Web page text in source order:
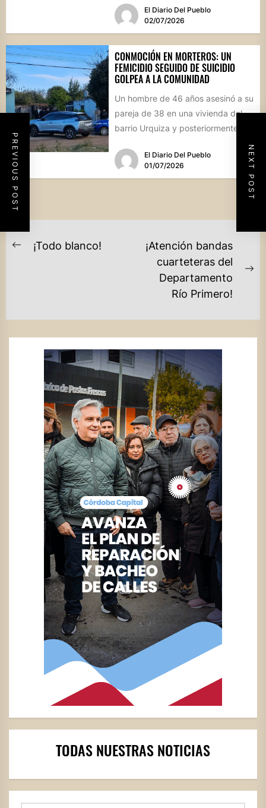
PREVIOUS POST NEXT POST
El Diario Del Pueblo
02/07/2026
CONMOCIÓN EN MORTEROS: UN
FEMICIDIO SEGUIDO DE SUICIDIO
GOLPEA A LA COMUNIDAD
Un hombre de 46 años asesinó a su
pareja de 38 en una vivienda del
barrio Urquiza y posteriormente
El Diario Del Pueblo
01/07/2026
NAVEGACIÓN
Previous
¡Todo blanco!
¡Atención bandas
cuarteteras del
Departamento
Río Primero!
TODAS NUESTRAS NOTICIAS